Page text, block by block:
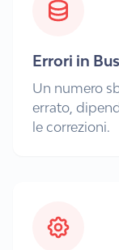
Errori in
Un numero
errato,
le correzioni.